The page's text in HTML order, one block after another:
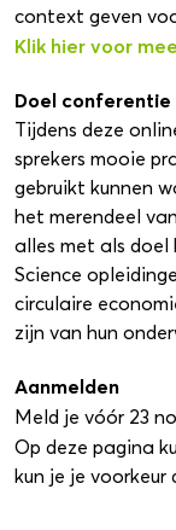
context geven
Klik hier voor
Doel conferentie
Tijdens deze
sprekers mooie
gebruikt kunnen
het merendeel
alles met als doel
Science
circulaire
zijn van hun
Aanmelden
Meld je vóór 23
Op deze pagina
kun je je voorkeur